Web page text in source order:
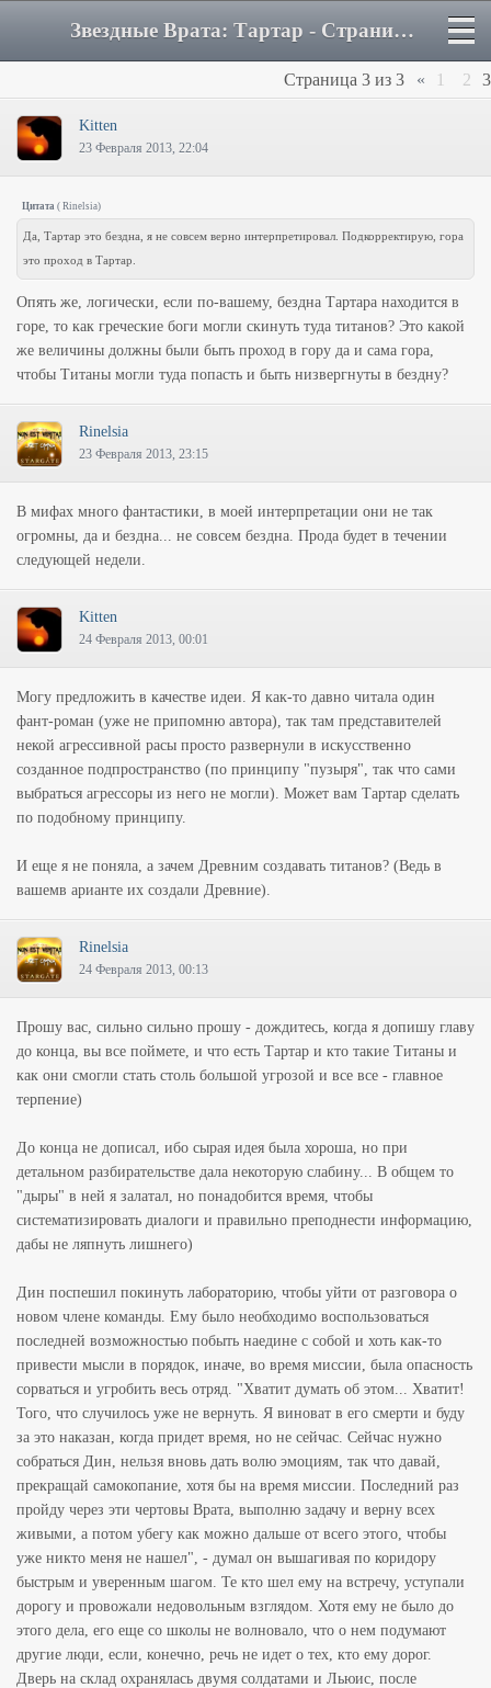
Звездные Врата: Тартар - Страница 3 - Форум
Страница 3 из 3 « 1 2 3
Kitten
23 Февраля 2013, 22:04
Цитата ( Rinelsia)
Да, Тартар это бездна, я не совсем верно интерпретировал. Подкорректирую, гора
это проход в Тартар.
Опять же, логически, если по-вашему, бездна Тартара находится в
горе, то как греческие боги могли скинуть туда титанов? Это какой
же величины должны были быть проход в гору да и сама гора,
чтобы Титаны могли туда попасть и быть низвергнуты в бездну?
Rinelsia
23 Февраля 2013, 23:15
В мифах много фантастики, в моей интерпретации они не так
огромны, да и бездна... не совсем бездна. Прода будет в течении
следующей недели.
Kitten
24 Февраля 2013, 00:01
Могу предложить в качестве идеи. Я как-то давно читала один
фант-роман (уже не припомню автора), так там представителей
некой агрессивной расы просто развернули в искусственно
созданное подпространство (по принципу "пузыря", так что сами
выбраться агрессоры из него не могли). Может вам Тартар сделать
по подобному принципу.
И еще я не поняла, а зачем Древним создавать титанов? (Ведь в
вашемв арианте их создали Древние).
Rinelsia
24 Февраля 2013, 00:13
Прошу вас, сильно сильно прошу - дождитесь, когда я допишу главу
до конца, вы все поймете, и что есть Тартар и кто такие Титаны и
как они смогли стать столь большой угрозой и все все - главное
терпение)
До конца не дописал, ибо сырая идея была хороша, но при
детальном разбирательстве дала некоторую слабину... В общем то
"дыры" в ней я залатал, но понадобится время, чтобы
систематизировать диалоги и правильно преподнести информацию,
дабы не ляпнуть лишнего)
Дин поспешил покинуть лабораторию, чтобы уйти от разговора о
новом члене команды. Ему было необходимо воспользоваться
последней возможностью побыть наедине с собой и хоть как-то
привести мысли в порядок, иначе, во время миссии, была опасность
сорваться и угробить весь отряд. "Хватит думать об этом... Хватит!
Того, что случилось уже не вернуть. Я виноват в его смерти и буду
за это наказан, когда придет время, но не сейчас. Сейчас нужно
собраться Дин, нельзя вновь дать волю эмоциям, так что давай,
прекращай самокопание, хотя бы на время миссии. Последний раз
пройду через эти чертовы Врата, выполню задачу и верну всех
живыми, а потом убегу как можно дальше от всего этого, чтобы
уже никто меня не нашел", - думал он вышагивая по коридору
быстрым и уверенным шагом. Те кто шел ему на встречу, уступали
дорогу и провожали недовольным взглядом. Хотя ему не было до
этого дела, его еще со школы не волновало, что о нем подумают
другие люди, если, конечно, речь не идет о тех, кто ему дорог.
Дверь на склад охранялась двумя солдатами и Льюис, после